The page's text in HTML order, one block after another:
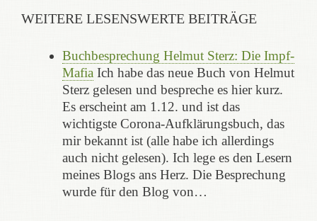
WEITERE LESENSWERTE BEITRÄGE
Buchbesprechung Helmut Sterz: Die Impf-
Mafia Ich habe das neue Buch von Helmut
Sterz gelesen und bespreche es hier kurz.
Es erscheint am 1.12. und ist das
wichtigste Corona-Aufklärungsbuch, das
mir bekannt ist (alle habe ich allerdings
auch nicht gelesen). Ich lege es den Lesern
meines Blogs ans Herz. Die Besprechung
wurde für den Blog von…